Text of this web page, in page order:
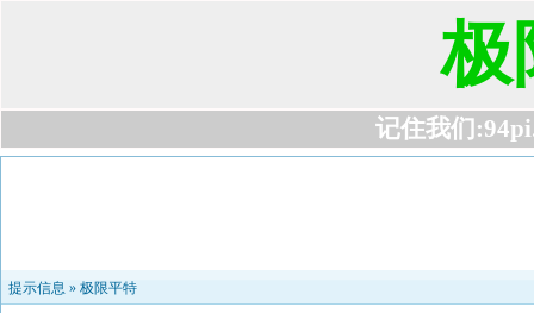
极
记住我们
提示信息 » 极限平特